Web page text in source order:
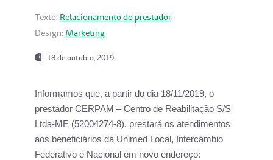
Texto: Relacionamento do prestador
Design: Marketing
18 de outubro, 2019
Informamos que, a partir do dia 18/11/2019, o
prestador CERPAM – Centro de Reabilitação S/S
Ltda-ME (52004274-8), prestará os atendimentos
aos beneficiários da Unimed Local, Intercâmbio
Federativo e Nacional em novo endereço: